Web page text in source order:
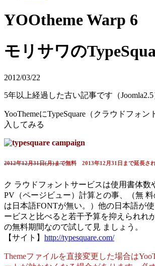
YOOtheme Warp 6
モリサワの
2012/03/22
5年以上経過した古い記事です（Joomla2.5
YooThemeにTypeSquare（クラウドフォ
入してみる
2012年12月31日(月)まで無料 2013年12月31日まで延長され
ク ラウドフォントサービスは使用書体数
PV（ページビュー）計算との事、（無 料
は日本語FONTが無い。）他の日本語が
ービスと比べると若干予算を抑えられれ
の無料期間なので試して見 ましょう。
【サイト】 http://typesquare.com/
Themeファイルを直接変更した場合は